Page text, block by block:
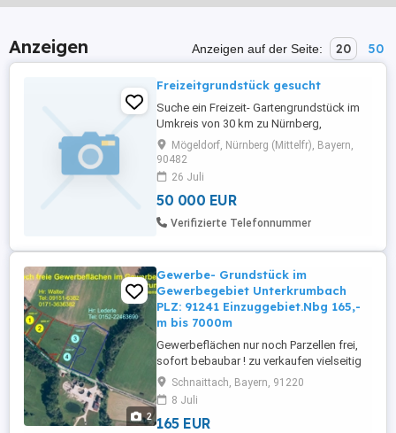
Anzeigen Anzeigen auf der Seite: 20 50
Freizeitgrundstück gesucht
Suche ein Freizeit- Gartengrundstück im
Umkreis von 30 km zu Nürnberg,
Wiesengrundstück (lockerer
Baumbestand, z. B. Obstbäume kein
Hindernis), nicht erschlossen, aber mit
vorhanden, zulässig, zwischen 1500 und
5000 m , kurzfristig veräußerbar. Preis
Mögeldorf, Nürnberg (Mittelfr), Bayern,
90482
26 Juli
50 000 EUR
Verifizierte Telefonnummer
2
Gewerbe- Grundstück im
Gewerbegebiet Unterkrumbach
PLZ: 91241 Einzuggebiet.Nbg 165,-
m bis 7000m
Gewerbeflächen nur noch Parzellen frei,
sofort bebaubar ! zu verkaufen vielseitig
nutzbar, provisionsfrei ab 165,00 m VB In
attraktiver Lage stehen insgesamt vier
Gewerbeflächen zur Verfügung: In ROT
markiert (Flächen 1 + 2): je ca. 2.000 m
Schnaittach, Bayern, 91220
8 Juli
165 EUR